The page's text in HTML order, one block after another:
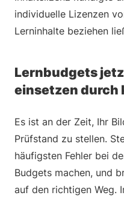
individuelle Lizenzen
Lerninhalte beziehen
Lernbudgets
einsetzen durch
Es ist an der Zeit, Ihr
Prüfstand zu stellen.
häufigsten Fehler bei
Budgets machen, und
auf den richtigen Weg.